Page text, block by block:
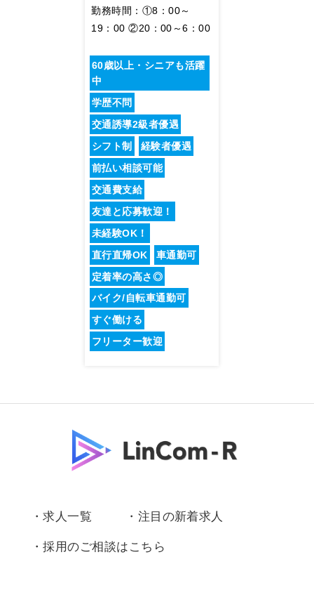
勤務時間：①8：00～
19：00 ②20：00～6：00
60歳以上・シニアも活躍
中
学歴不問
交通誘導2級者優遇
シフト制
経験者優遇
前払い相談可能
交通費支給
友達と応募歓迎！
未経験OK！
直行直帰OK
車通勤可
定着率の高さ◎
バイク/自転車通勤可
すぐ働ける
フリーター歓迎
・求人一覧 ・注目の新着求人
・採用のご相談はこちら